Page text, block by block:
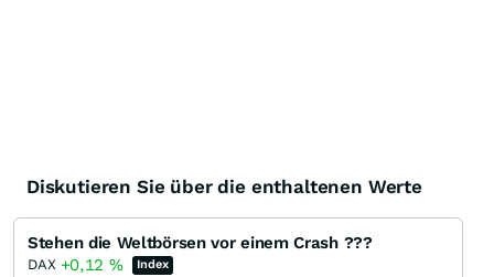
Diskutieren Sie über die enthaltenen Werte
Stehen die Weltbörsen vor einem Crash ???
DAX +0,12 % Index